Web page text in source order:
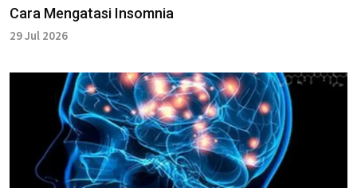
Cara Mengatasi Insomnia
29 Jul 2026